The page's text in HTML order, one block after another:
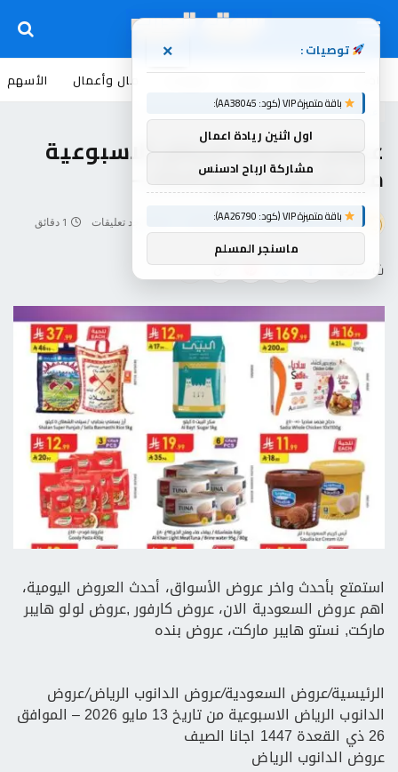
اخبار أسواق عروض منوعات مال وأعمال الأسهم
عروض
عروض الدانوب الرياض الاسبوعية
من تاريخ 13 مايو 2026 –
بواسطة souq-arb مايو 17, 2026 لا توجد تعليقات 1 دقائق
شاركها
استمتع بأحدث واخر عروض الأسواق، أحدث العروض اليومية،
اهم عروض السعودية الان، عروض كارفور ,عروض لولو هايبر
ماركت, نستو هايبر ماركت، عروض بنده
الرئيسية/عروض السعودية/عروض الدانوب الرياض/عروض
الدانوب الرياض الاسبوعية من تاريخ 13 مايو 2026 – الموافق
26 ذي القعدة 1447 اجانا الصيف
عروض الدانوب الرياض
توصيات : ×
باقة متميزة VIP (كود: AA38045):
اول اثنين ريادة اعمال
مشاركة ارباح ادسنس
باقة متميزة VIP (كود: AA26790):
ماسنجر المسلم